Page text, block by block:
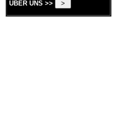
ÜBER UNS >>